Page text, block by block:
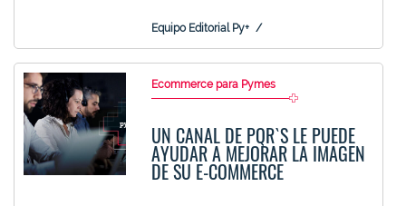
Equipo Editorial Py+
Ecommerce para Pymes
UN CANAL DE PQR`S LE PUEDE
AYUDAR A MEJORAR LA IMAGEN
DE SU E-COMMERCE